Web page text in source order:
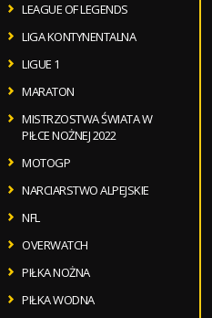
LEAGUE OF LEGENDS
LIGA KONTYNENTALNA
LIGUE 1
MARATON
MISTRZOSTWA ŚWIATA W
PIŁCE NOŻNEJ 2022
MOTOGP
NARCIARSTWO ALPEJSKIE
NFL
OVERWATCH
PIŁKA NOŻNA
PIŁKA WODNA